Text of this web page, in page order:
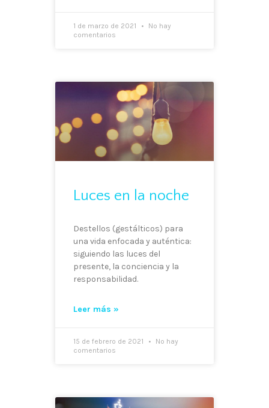
1 de marzo de 2021
No hay
comentarios
Luces en la noche
Destellos (gestálticos) para
una vida enfocada y auténtica:
siguiendo las luces del
presente, la conciencia y la
responsabilidad.
Leer más »
15 de febrero de 2021
No hay
comentarios